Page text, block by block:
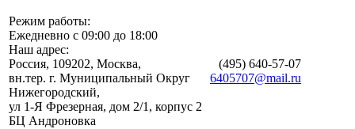
Режим работы:
Ежедневно с 09:00 до 18:00
Наш адрес:
Россия, 109202, Москва,
вн.тер. г. Муниципальный Округ
Нижегородский,
ул 1-Я Фрезерная, дом 2/1, корпус 2
БЦ Андроновка
(495) 640-57-07
6405707@mail.ru